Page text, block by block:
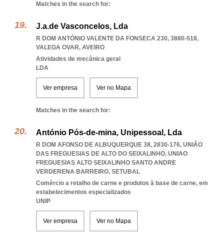
Matches in the search for:
J.a.de Vasconcelos, Lda
R DOM ANTÓNIO VALENTE DA FONSECA 230, 3880-518,
VALEGA OVAR, AVEIRO
Atividades de mecânica geral
LDA
Ver empresa Ver no Mapa
Matches in the search for:
António Pós-de-mina, Unipessoal, Lda
R DOM AFONSO DE ALBUQUERQUE 38, 2830-176, UNIÃO
DAS FREGUESIAS DE ALTO DO SEIXALINHO, UNIAO
FREGUESIAS ALTO SEIXALINHO SANTO ANDRE
VERDERENA BARREIRO, SETUBAL
Comércio a retalho de carne e produtos à base de carne, em
estabelecimentos especializados
UNIP
Ver empresa Ver no Mapa